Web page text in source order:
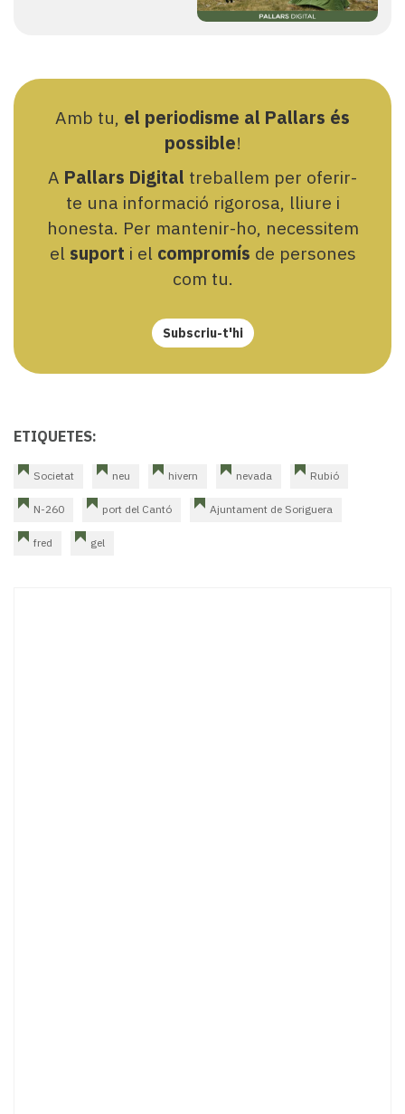
Amb tu, el periodisme al Pallars és
possible!
A Pallars Digital treballem per oferir-
te una informació rigorosa, lliure i
honesta. Per mantenir-ho, necessitem
el suport i el compromís de persones
com tu.
Subscriu-t'hi
ETIQUETES:
Societat neu hivern nevada Rubió
N-260 port del Cantó Ajuntament de Soriguera
fred gel